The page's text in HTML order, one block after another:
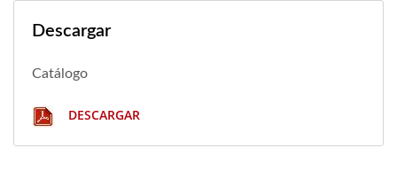
Descargar
Catálogo
DESCARGAR